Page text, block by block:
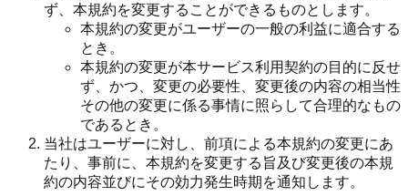
ず、本規約を変更することができるものとします。
本規約の変更がユーザーの一般の利益に適合する
とき。
本規約の変更が本サービス利用契約の目的に反せ
ず、かつ、変更の必要性、変更後の内容の相当性
その他の変更に係る事情に照らして合理的なもの
であるとき。
当社はユーザーに対し、前項による本規約の変更にあ
たり、事前に、本規約を変更する旨及び変更後の本規
約の内容並びにその効力発生時期を通知します。